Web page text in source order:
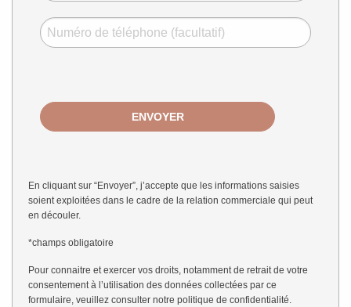
En cliquant sur “Envoyer”, j’accepte que les informations saisies
soient exploitées dans le cadre de la relation commerciale qui peut
en découler.
*champs obligatoire
Pour connaitre et exercer vos droits, notamment de retrait de votre
consentement à l’utilisation des données collectées par ce
formulaire, veuillez consulter notre politique de confidentialité.